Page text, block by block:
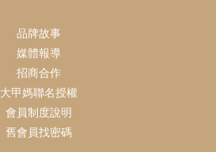
品牌故事
媒體報導
招商合作
大甲媽聯名授權
會員制度說明
舊會員找密碼